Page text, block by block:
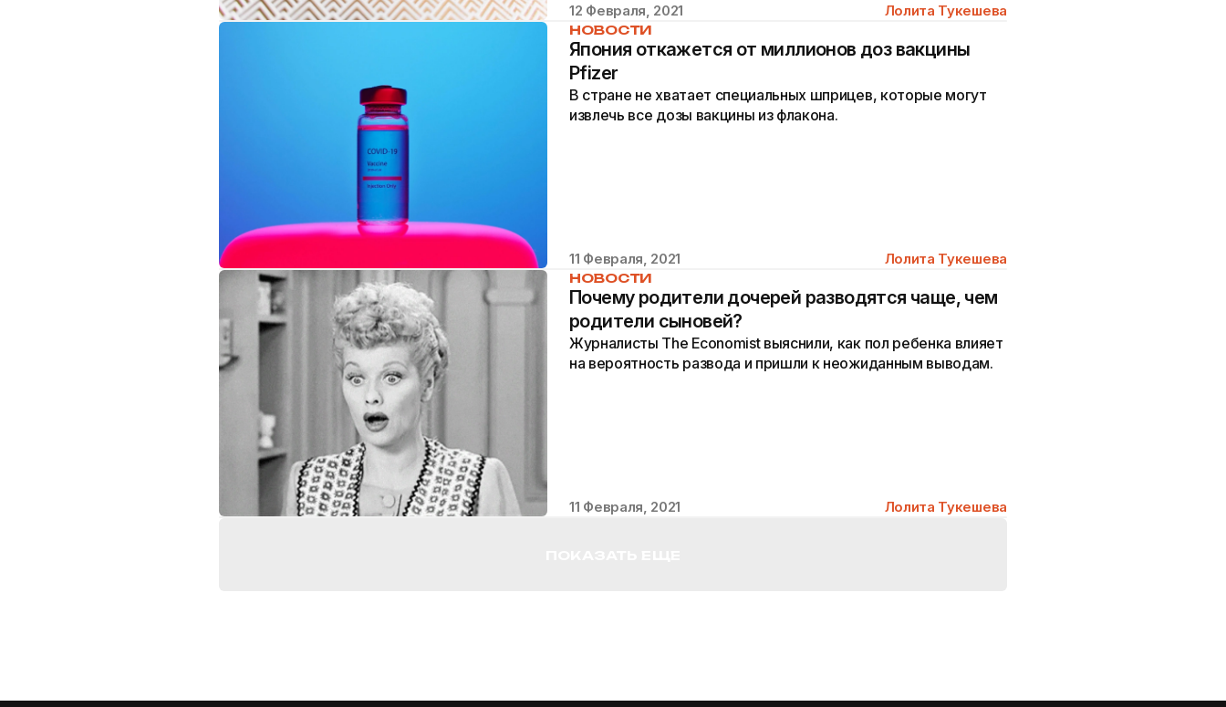
12 Февраля, 2021 Лолита Тукешева
НОВОСТИ
Япония откажется от миллионов доз вакцины
Pfizer
В стране не хватает специальных шприцев, которые могут
извлечь все дозы вакцины из флакона.
11 Февраля, 2021 Лолита Тукешева
НОВОСТИ
Почему родители дочерей разводятся чаще, чем
родители сыновей?
Журналисты The Economist выяснили, как пол ребенка влияет
на вероятность развода и пришли к неожиданным выводам.
11 Февраля, 2021 Лолита Тукешева